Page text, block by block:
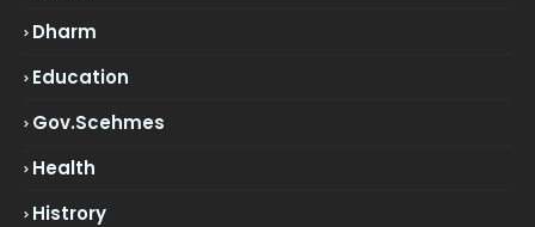
Dharm
Education
Gov.scehmes
Health
Histrory